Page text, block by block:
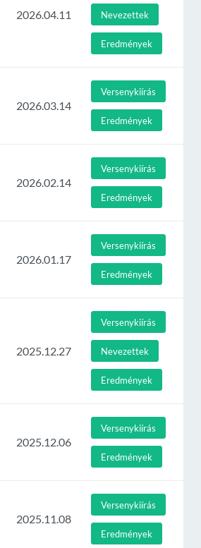
2026.04.11 Nevezettek
Eredmények
2026.03.14
Versenykiírás
Eredmények
2026.02.14
Versenykiírás
Eredmények
2026.01.17
Versenykiírás
Eredmények
2025.12.27
Versenykiírás
Nevezettek
Eredmények
2025.12.06
Versenykiírás
Eredmények
2025.11.08
Versenykiírás
Eredmények